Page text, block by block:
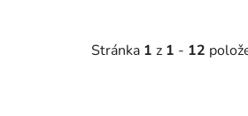
Stránka 1 z 1 - 12